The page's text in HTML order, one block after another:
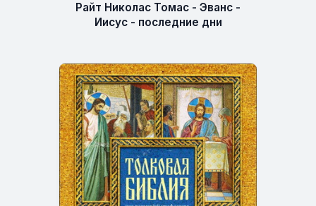
Райт Николас Томас - Эванс -
Иисус - последние дни